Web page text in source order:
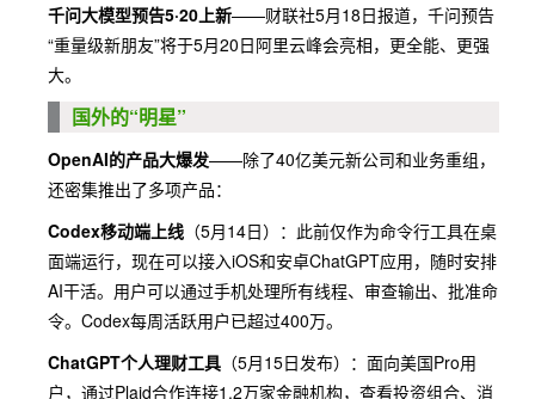
千问大模型预告5·20上新——财联社5月18日报道，千问预告
“重量级新朋友”将于5月20日阿里云峰会亮相，更全能、更强
大。
国外的“明星”
OpenAI的产品大爆发——除了40亿美元新公司和业务重组，
还密集推出了多项产品：
Codex移动端上线 （5月14日）：此前仅作为命令行工具在桌
面端运行，现在可以接入iOS和安卓ChatGPT应用，随时安排
AI干活。用户可以通过手机处理所有线程、审查输出、批准命
令。Codex每周活跃用户已超过400万。
ChatGPT个人理财工具 （5月15日发布）：面向美国Pro用
户，通过Plaid合作连接1.2万家金融机构，查看投资组合、消